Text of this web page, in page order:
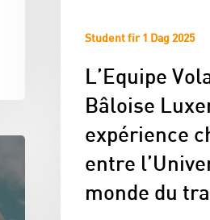
Student fir 1 Dag 2025
L’Equipe
Bâloise
expérience
entre
monde du